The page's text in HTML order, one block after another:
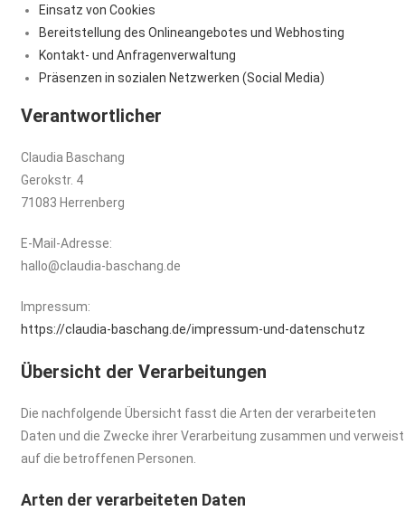
Einsatz von Cookies
Bereitstellung des Onlineangebotes und Webhosting
Kontakt- und Anfragenverwaltung
Präsenzen in sozialen Netzwerken (Social Media)
Verantwortlicher
Claudia Baschang
Gerokstr. 4
71083 Herrenberg
E-Mail-Adresse:
hallo@claudia-baschang.de
Impressum:
https://claudia-baschang.de/impressum-und-datenschutz
Übersicht der Verarbeitungen
Die nachfolgende Übersicht fasst die Arten der verarbeiteten
Daten und die Zwecke ihrer Verarbeitung zusammen und verweist
auf die betroffenen Personen.
Arten der verarbeiteten Daten